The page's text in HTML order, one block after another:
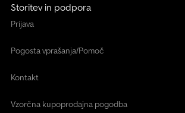
Storitev in podpora
Prijava
Pogosta vprašanja/Pomoč
Kontakt
Vzorčna kupoprodajna pogodba